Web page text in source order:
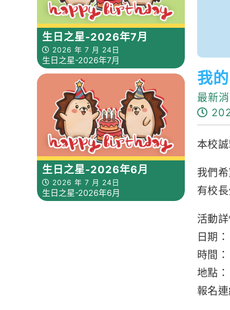
生日之星-2026年7月
2026 年 7 月 24日
生日之星-2026年7月
生日之星-2026年6月
2026 年 7 月 24日
生日之星-2026年6月
我
最新
本校
我們
有校
活動
日期
時間
地點
報名